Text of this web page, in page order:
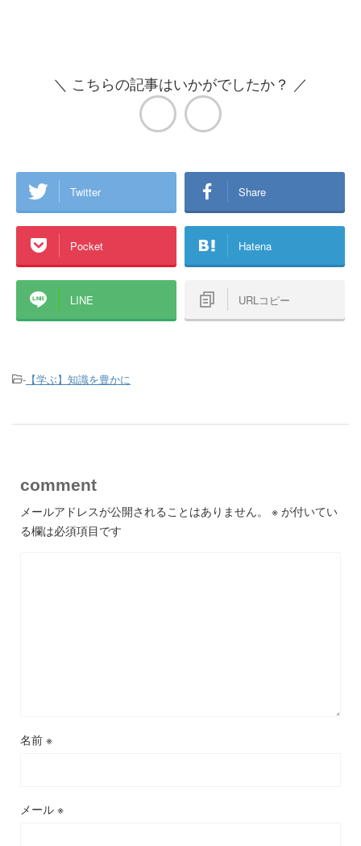
＼ こちらの記事はいかがでしたか？ ／
Twitter Share
Pocket Hatena
LINE URLコピー
- 【学ぶ】知識を豊かに
comment
メールアドレスが公開されることはありません。 ※ が付いてい
る欄は必須項目です
名前 ※
メール ※